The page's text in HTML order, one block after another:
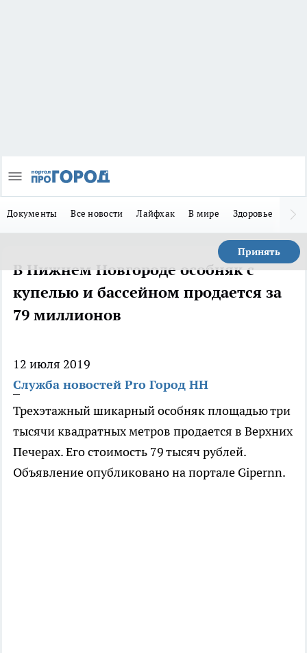
Документы Все новости Лайфхак В мире Здоровье
Принять
В Нижнем Новгороде особняк с
купелью и бассейном продается за
79 миллионов
12 июля 2019
Служба новостей Pro Город НН
Трехэтажный шикарный особняк площадью три
тысячи квадратных метров продается в Верхних
Печерах. Его стоимость 79 тысяч рублей.
Объявление опубликовано на портале Gipernn.